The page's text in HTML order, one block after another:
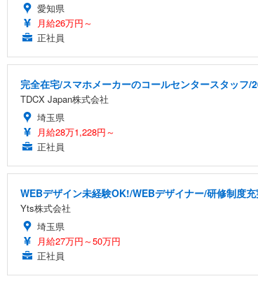
愛知県
月給26万円～
正社員
完全在宅/スマホメーカーのコールセンタースタッフ
TDCX Japan株式会社
埼玉県
月給28万1,228円～
正社員
WEBデザイン未経験OK!/WEBデザイナー/研修制度
Yts株式会社
埼玉県
月給27万円～50万円
正社員